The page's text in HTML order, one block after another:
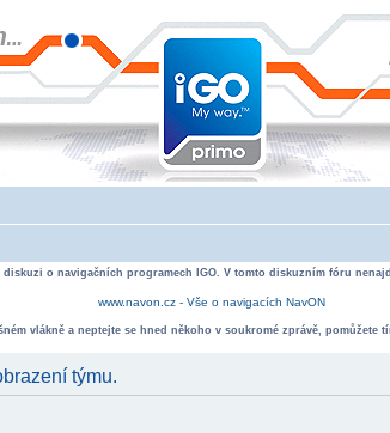
o navigačních programech IGO. V tomto diskuzním fóru
www.navon.cz - Vše o navigacích NavON
vlákně a neptejte se hned někoho v soukromé zprávě,
týmu.